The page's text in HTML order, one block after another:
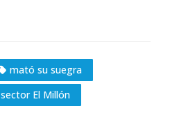
mató su suegra
sector El Millón